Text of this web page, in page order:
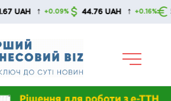
↑ +0.09% 44.76 UAH ↑ +0.16% 51.67